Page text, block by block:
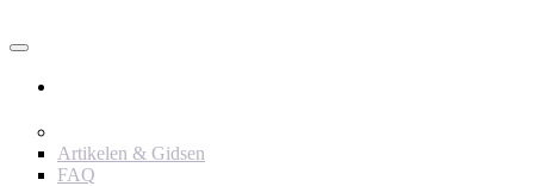
Artikelen & Gidsen
FAQ